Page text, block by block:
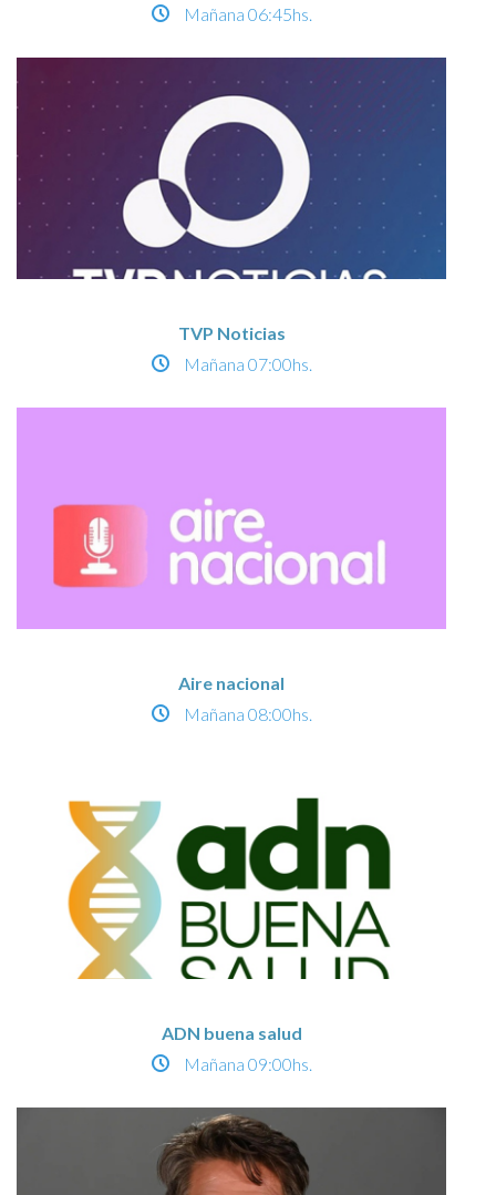
Mañana 06:45hs.
TVP Noticias
Mañana 07:00hs.
Aire nacional
Mañana 08:00hs.
ADN buena salud
Mañana 09:00hs.